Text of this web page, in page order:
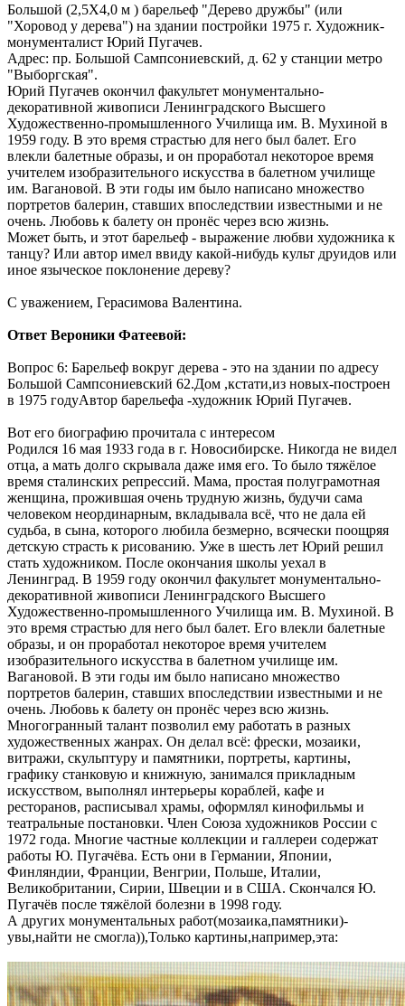
Большой (2,5Х4,0 м ) барельеф "Дерево дружбы" (или
"Хоровод у дерева") на здании постройки 1975 г. Художник-
монументалист Юрий Пугачев.
Адрес: пр. Большой Сампсониевский, д. 62 у станции метро
"Выборгская".
Юрий Пугачев окончил факультет монументально-
декоративной живописи Ленинградского Высшего
Художественно-промышленного Училища им. В. Мухиной в
1959 году. В это время страстью для него был балет. Его
влекли балетные образы, и он проработал некоторое время
учителем изобразительного искусства в балетном училище
им. Вагановой. В эти годы им было написано множество
портретов балерин, ставших впоследствии известными и не
очень. Любовь к балету он пронёс через всю жизнь.
Может быть, и этот барельеф - выражение любви художника к
танцу? Или автор имел ввиду какой-нибудь культ друидов или
иное языческое поклонение дереву?
С уважением, Герасимова Валентина.
Ответ Вероники Фатеевой:
Вопрос 6: Барельеф вокруг дерева - это на здании по адресу
Большой Сампсониевский 62.Дом ,кстати,из новых-построен
в 1975 годуАвтор барельефа -художник Юрий Пугачев.
Вот его биографию прочитала с интересом
Родился 16 мая 1933 года в г. Новосибирске. Никогда не видел
отца, а мать долго скрывала даже имя его. То было тяжёлое
время сталинских репрессий. Мама, простая полуграмотная
женщина, прожившая очень трудную жизнь, будучи сама
человеком неординарным, вкладывала всё, что не дала ей
судьба, в сына, которого любила безмерно, всячески поощряя
детскую страсть к рисованию. Уже в шесть лет Юрий решил
стать художником. После окончания школы уехал в
Ленинград. В 1959 году окончил факультет монументально-
декоративной живописи Ленинградского Высшего
Художественно-промышленного Училища им. В. Мухиной. В
это время страстью для него был балет. Его влекли балетные
образы, и он проработал некоторое время учителем
изобразительного искусства в балетном училище им.
Вагановой. В эти годы им было написано множество
портретов балерин, ставших впоследствии известными и не
очень. Любовь к балету он пронёс через всю жизнь.
Многогранный талант позволил ему работать в разных
художественных жанрах. Он делал всё: фрески, мозаики,
витражи, скульптуру и памятники, портреты, картины,
графику станковую и книжную, занимался прикладным
искусством, выполнял интерьеры кораблей, кафе и
ресторанов, расписывал храмы, оформлял кинофильмы и
театральные постановки. Член Союза художников России с
1972 года. Многие частные коллекции и галлереи содержат
работы Ю. Пугачёва. Есть они в Германии, Японии,
Финляндии, Франции, Венгрии, Польше, Италии,
Великобритании, Сирии, Швеции и в США. Скончался Ю.
Пугачёв после тяжёлой болезни в 1998 году.
А других монументальных работ(мозаика,памятники)-
увы,найти не смогла)),Только картины,например,эта: